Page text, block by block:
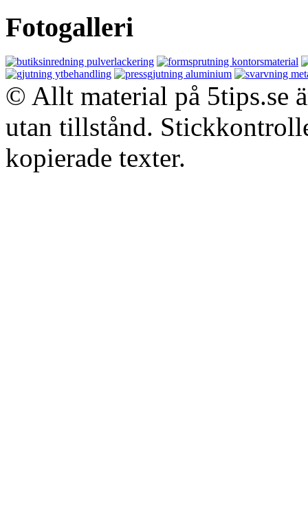
Fotogalleri
© Allt material på 5tips.se
utan tillstånd.
kopierade texter.